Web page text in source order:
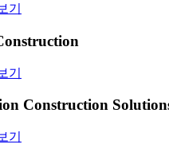
기
기
Construction
기